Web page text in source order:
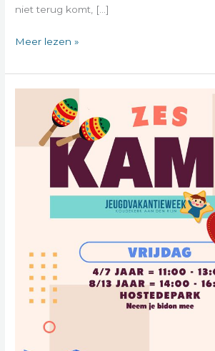
niet terug komt, […]
Meer lezen »